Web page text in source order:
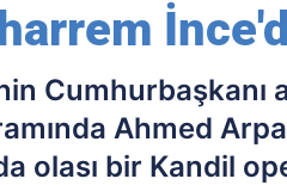
Cumhurbaşkanı
Ahmed
olası bir Kandil